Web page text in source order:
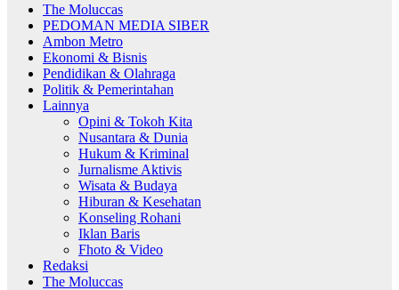
The Moluccas
PEDOMAN MEDIA SIBER
Ambon Metro
Ekonomi & Bisnis
Pendidikan & Olahraga
Politik & Pemerintahan
Lainnya
Opini & Tokoh Kita
Nusantara & Dunia
Hukum & Kriminal
Jurnalisme Aktivis
Wisata & Budaya
Hiburan & Kesehatan
Konseling Rohani
Iklan Baris
Fhoto & Video
Redaksi
The Moluccas